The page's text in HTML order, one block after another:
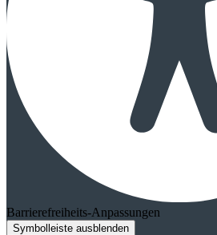
Barrierefreiheits-Anpassungen
Symbolleiste ausblenden